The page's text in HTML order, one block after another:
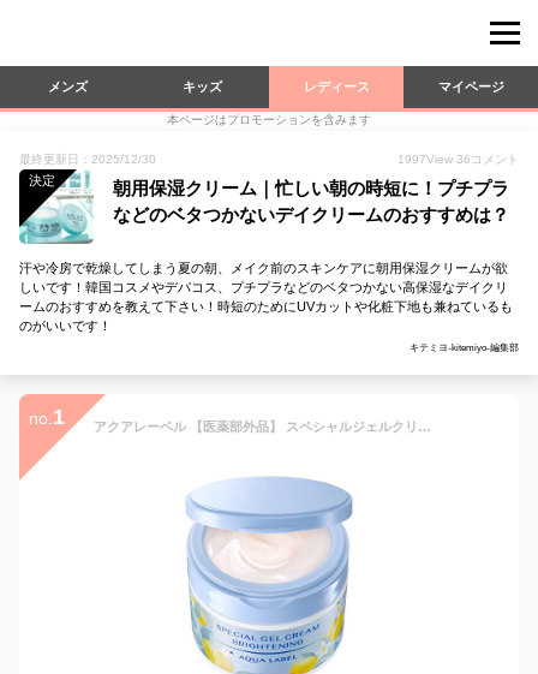
メンズ キッズ レディース マイページ
本ページはプロモーションを含みます
最終更新日：2025/12/30 1997View 36 コメント
決定
朝用保湿クリーム｜忙しい朝の時短に！プチプラ
などのベタつかないデイクリームのおすすめは？
汗や冷房で乾燥してしまう夏の朝、メイク前のスキンケアに朝用保湿クリームが欲
しいです！韓国コスメやデパコス、プチプラなどのベタつかない高保湿なデイクリ
ームのおすすめを教えて下さい！時短のためにUVカットや化粧下地も兼ねているも
のがいいです！
キテミヨ-kitemiyo-編集部
no. 1 アクアレーベル 【医薬部外品】 スペシャルジェルクリーム (ブライトニング) O クリーム ・ アイクリーム 本体 90g